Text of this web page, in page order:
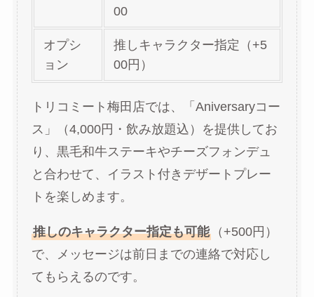
00
オプシ
ョン
推しキャラクター指定（+5
00円）
トリコミート梅田店では、「Aniversaryコー
ス」（4,000円・飲み放題込）を提供してお
り、黒毛和牛ステーキやチーズフォンデュ
と合わせて、イラスト付きデザートプレー
トを楽しめます。
推しのキャラクター指定も可能（+500円）
で、メッセージは前日までの連絡で対応し
てもらえるのです。